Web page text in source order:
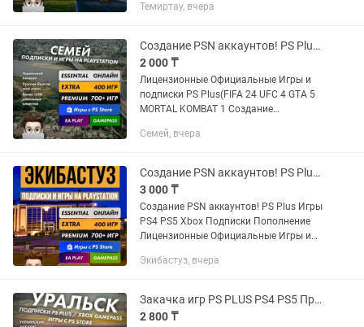
XBOX STORE: FC25, WUKONG, ASTRO
DUTY...
Темиртау, вчера
Создание PSN аккаунтов! PS Plus Игры PS4 РS5 Xbox Подписки Пополнение
2 000 ₸
Лицензионные Официальные Игры и
подписки PS Plus(FIFA 24 UFC 4 GTA 5
MORTAL KOMBAT 1 Создание
PS5 PS4 Пo вcем вопросам писать p,
Семей, вчера
Создание PSN аккаунтов! PS Plus Игры PS4 РS5 Xbox Подписки Пополнение
3 000 ₸
Создание PSN аккаунтов! PS Plus Игры
PS4 РS5 Xbox Подписки Пополнение
Лицензионные Официальные Игры и
MORTAL KOMBAT 1 Создание
Экибастуз, вчера
Закачка игр PS PLUS PS4 PS5 Продажа игр Пополнение Подписка PSN PS Store X
2 800 ₸